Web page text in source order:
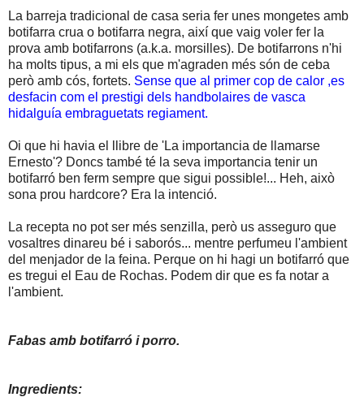
La barreja tradicional de casa seria fer unes mongetes amb
botifarra crua o botifarra negra, així que vaig voler fer la
prova amb botifarrons (a.k.a. morsilles). De botifarrons n'hi
ha molts tipus, a mi els que m'agraden més són de ceba
però amb cós, fortets. Sense que al primer cop de calor ,es
desfacin com el prestigi dels handbolaires de vasca
hidalguía embraguetats regiament.
Oi que hi havia el llibre de 'La importancia de llamarse
Ernesto'? Doncs també té la seva importancia tenir un
botifarró ben ferm sempre que sigui possible!... Heh, això
sona prou hardcore? Era la intenció.
La recepta no pot ser més senzilla, però us asseguro que
vosaltres dinareu bé i saborós... mentre perfumeu l'ambient
del menjador de la feina. Perque on hi hagi un botifarró que
es tregui el Eau de Rochas. Podem dir que es fa notar a
l'ambient.
Fabas amb botifarró i porro.
Ingredients: